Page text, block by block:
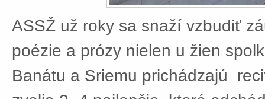
ASSŽ už roky sa snaží vzbudiť
poézie a prózy nielen u žien
Banátu a Sriemu prichádzajú